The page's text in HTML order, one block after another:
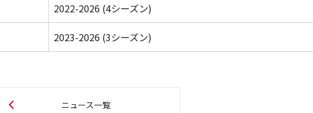
2022-2026 (4シーズン)
2023-2026 (3シーズン)
ニュース一覧